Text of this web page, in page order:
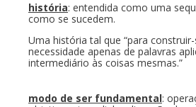
história: entendida como uma
como se sucedem.
Uma história tal que “para
necessidade apenas de palavras
intermediário às coisas mesmas.”
modo de ser fundamental: